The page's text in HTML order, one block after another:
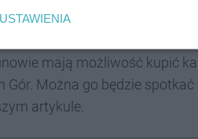
"LAMPION ŚW. MARCINA"
mają możliwość kupić
Można go będzie
artykule.
USTAWIENIA